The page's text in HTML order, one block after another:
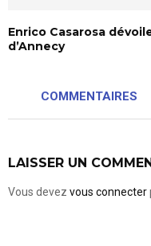
Enrico Casarosa
d’Annecy
COMMENTAIRES
LAISSER UN
Vous devez vous connecter